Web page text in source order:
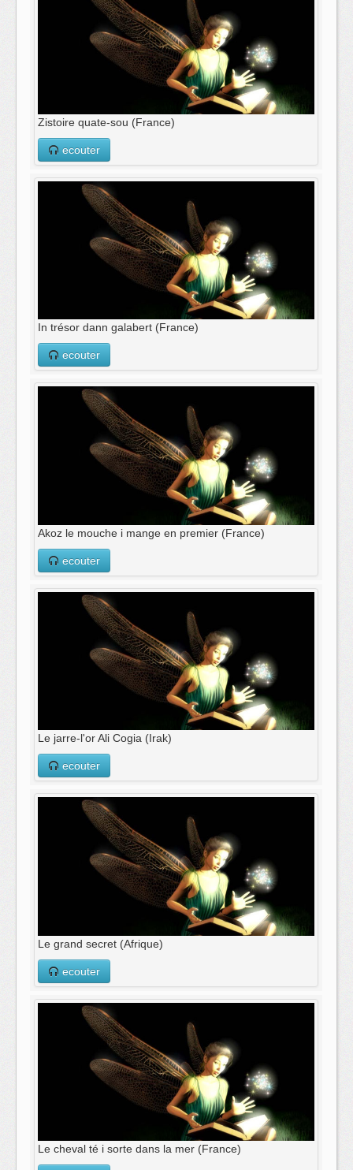
Zistoire quate-sou (France)
ecouter
In trésor dann galabert (France)
ecouter
Akoz le mouche i mange en premier (France)
ecouter
Le jarre-l'or Ali Cogia (Irak)
ecouter
Le grand secret (Afrique)
ecouter
Le cheval té i sorte dans la mer (France)